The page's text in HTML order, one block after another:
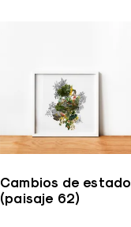
Cambios de estado
(paisaje 62)